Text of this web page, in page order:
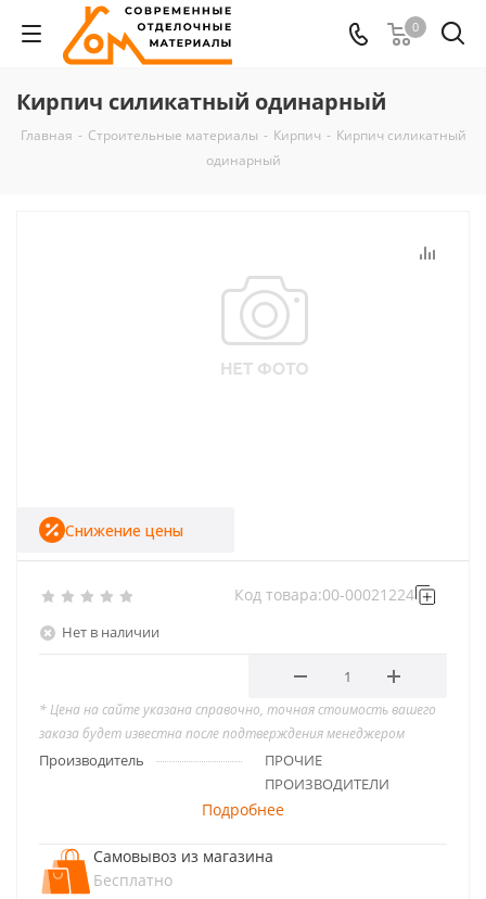
0
Кирпич силикатный одинарный
Главная - Строительные материалы - Кирпич - Кирпич силикатный
одинарный
Нет в наличии
Код товара:00-00021224
Снижение цены
* Цена на сайте указана справочно, точная стоимость вашего
заказа будет известна после подтверждения менеджером
Производитель
ПРОЧИЕ
ПРОИЗВОДИТЕЛИ
Подробнее
Самовывоз из магазина
Бесплатно